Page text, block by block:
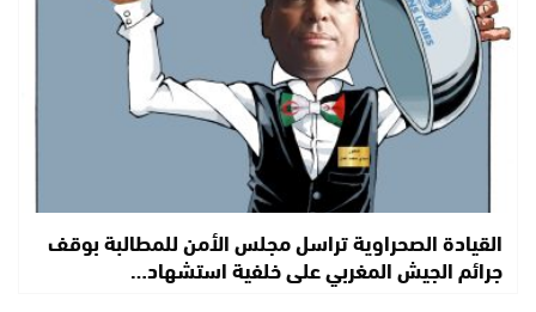
القيادة الصحراوية تراسل مجلس الأمن للمطالبة بوقف
جرائم الجيش المغربي على خلفية استشهاد…